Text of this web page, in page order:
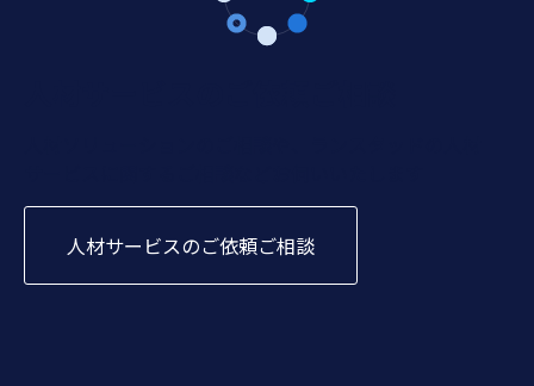
人材サービスのご依頼ご相談